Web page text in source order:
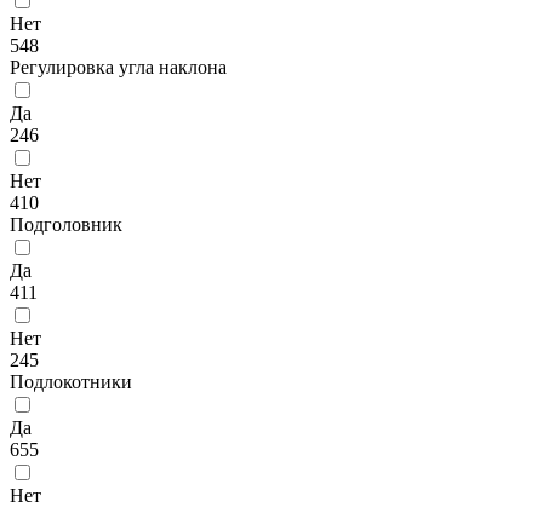
Нет
548
Регулировка угла наклона
Да
246
Нет
410
Подголовник
Да
411
Нет
245
Подлокотники
Да
655
Нет